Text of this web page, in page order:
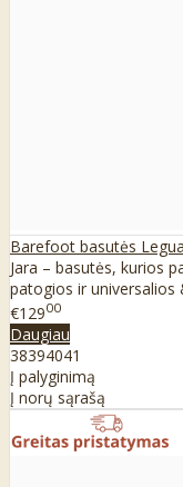
Barefoot basutės
Jara – basutės, kurios
patogios ir universalios
€12900
Daugiau
38394041
Į palyginimą
Į norų sąrašą